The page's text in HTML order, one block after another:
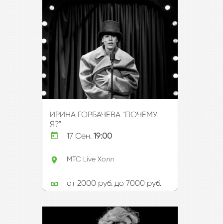
парадом новорождённый намерен лично.
Присоединяйтесь к ритуалу Жизни и Любви!
ИРИНА ГОРБАЧЕВА "ПОЧЕМУ
Я?"
17 Сен. 19:00
МТС Live Холл
от 2000 руб. до 7000 руб.